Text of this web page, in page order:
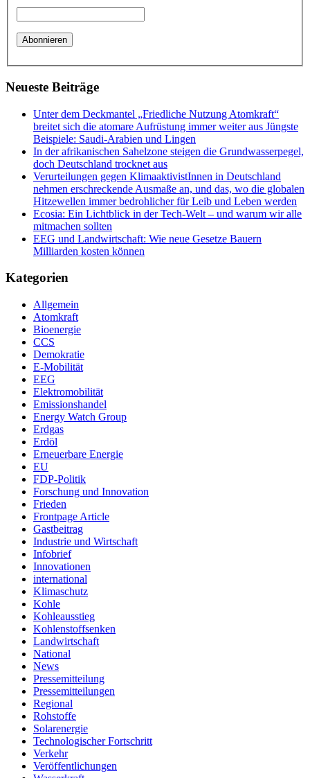
Neueste Beiträge
Unter dem Deckmantel „Friedliche Nutzung Atomkraft“
breitet sich die atomare Aufrüstung immer weiter aus Jüngste
Beispiele: Saudi-Arabien und Lingen
In der afrikanischen Sahelzone steigen die Grundwasserpegel,
doch Deutschland trocknet aus
Verurteilungen gegen KlimaaktivistInnen in Deutschland
nehmen erschreckende Ausmaße an, und das, wo die globalen
Hitzewellen immer bedrohlicher für Leib und Leben werden
Ecosia: Ein Lichtblick in der Tech-Welt – und warum wir alle
mitmachen sollten
EEG und Landwirtschaft: Wie neue Gesetze Bauern
Milliarden kosten können
Kategorien
Allgemein
Atomkraft
Bioenergie
CCS
Demokratie
E-Mobilität
EEG
Elektromobilität
Emissionshandel
Energy Watch Group
Erdgas
Erdöl
Erneuerbare Energie
EU
FDP-Politik
Forschung und Innovation
Frieden
Frontpage Article
Gastbeitrag
Industrie und Wirtschaft
Infobrief
Innovationen
international
Klimaschutz
Kohle
Kohleausstieg
Kohlenstoffsenken
Landwirtschaft
National
News
Pressemitteilung
Pressemitteilungen
Regional
Rohstoffe
Solarenergie
Technologischer Fortschritt
Verkehr
Veröffentlichungen